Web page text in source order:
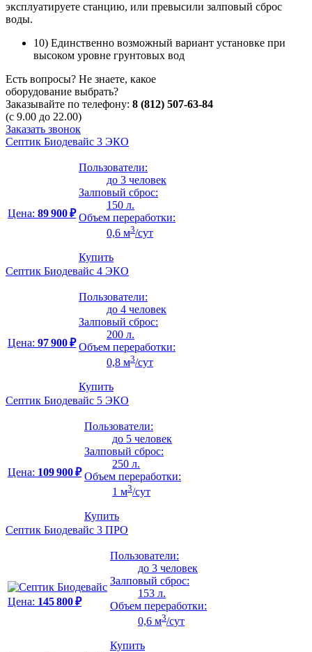
эксплуатируете станцию, или превысили залповый сброс
воды.
10) Единственно возможный вариант установке при
высоком уровне грунтовых вод
Есть вопросы? Не знаете, какое
оборудование выбрать?
Заказывайте по телефону: 8 (812) 507-63-84
(с 9.00 до 22.00)
Заказать звонок
Септик Биодевайс 3 ЭКО
Цена: 89 900 ₽
Пользователи:
до 3 человек
Залповый сброс:
150 л.
Объем переработки:
0,6 м3/сут
Купить
Септик Биодевайс 4 ЭКО
Цена: 97 900 ₽
Пользователи:
до 4 человек
Залповый сброс:
200 л.
Объем переработки:
0,8 м3/сут
Купить
Септик Биодевайс 5 ЭКО
Цена: 109 900 ₽
Пользователи:
до 5 человек
Залповый сброс:
250 л.
Объем переработки:
1 м3/сут
Купить
Септик Биодевайс 3 ПРО
Цена: 145 800 ₽
Пользователи:
до 3 человек
Залповый сброс:
153 л.
Объем переработки:
0,6 м3/сут
Купить